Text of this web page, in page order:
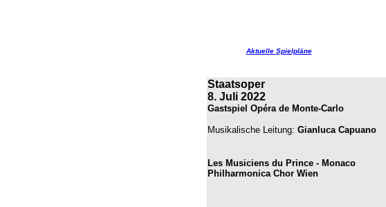
Aktuelle Spielpläne
Staatsoper
8. Juli 2022
Gastspiel Opéra de Monte-Carlo
Musikalische Leitung: Gianluca Capuano
Les Musiciens du Prince - Monaco
Philharmonica Chor Wien